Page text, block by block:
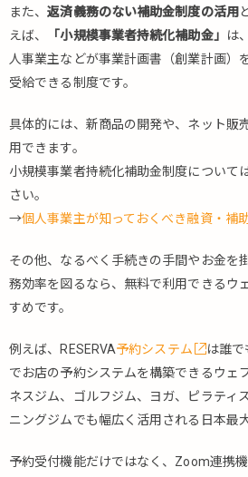
また、返済義務のない補助金制度の活用
えば、
「小規模事業者持続化補助金」
は
人事業主などが事業計画書（創業計画）
受給できる制度です。
具体的には、新商品の開発や、ネット販
用できます。
小規模事業者持続化補助金制度について
さい。
→個人事業主が知っておくべき融資・補
その他、なるべく手続きの手間やお金を
務効率を図るなら、無料で利用できるウ
すめです。
例えば、RESERVA予約システム
は誰で
でお店の予約システムを構築できるウェ
ネスジム、ゴルフジム、ヨガ、ピラティ
ニングジムでも幅広く活用される日本最
予約受付機能だけではなく、Zoom連携